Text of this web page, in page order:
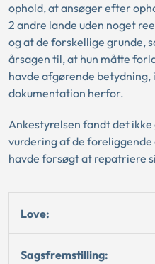
ophold, at ansøger efter
2 andre lande uden noget
og at de forskellige grunde,
årsagen til, at hun måtte
havde afgørende
dokumentation herfor.
Ankestyrelsen fandt det
vurdering af de
havde forsøgt at repatriere
Love:
Sagsfremstilling: